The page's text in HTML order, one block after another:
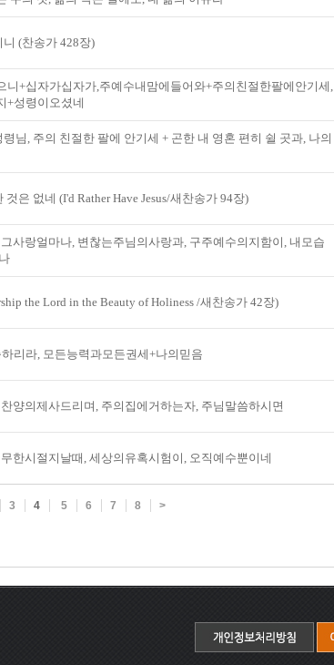
(찬송가 428장)
니+십자가십자가,주예수내맘에들어와+주의친절한팔에안기세,
+성령이오셨네
님, 주의 친절한 팔에 안기세 + 곤한 내 영혼 편히 쉴 곳과, 나의
은 없네 (I'd Rather Have Jesus/새찬송가 94장)
사랑얼마나, 변찮는주님의사랑과, 구주예수의지함이, 내모습
the Lord in the Beauty of Holiness /새찬송가 42장)
리라, 모든능력과모든권세+나의믿음
양의제사드리며, 주의집에거하는자, 주님말씀하시면
한시절지날때, 세상의유혹시험이, 오직예수뿐이네
3 4 5 6 7 8 >